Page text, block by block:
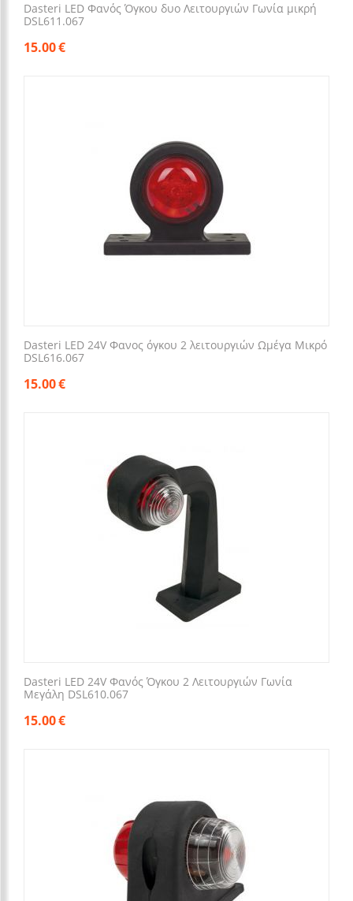
Dasteri LED Φανός Όγκου δυο Λειτουργιών Γωνία μικρή
DSL611.067
15.00€
Dasteri LED 24V Φανος όγκου 2 λειτουργιών Ωμέγα Μικρό
DSL616.067
15.00€
Dasteri LED 24V Φανός Όγκου 2 Λειτουργιών Γωνία
Μεγάλη DSL610.067
15.00€